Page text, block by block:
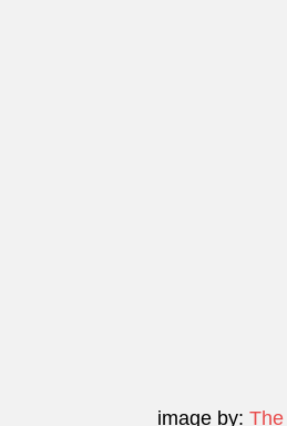
image by: